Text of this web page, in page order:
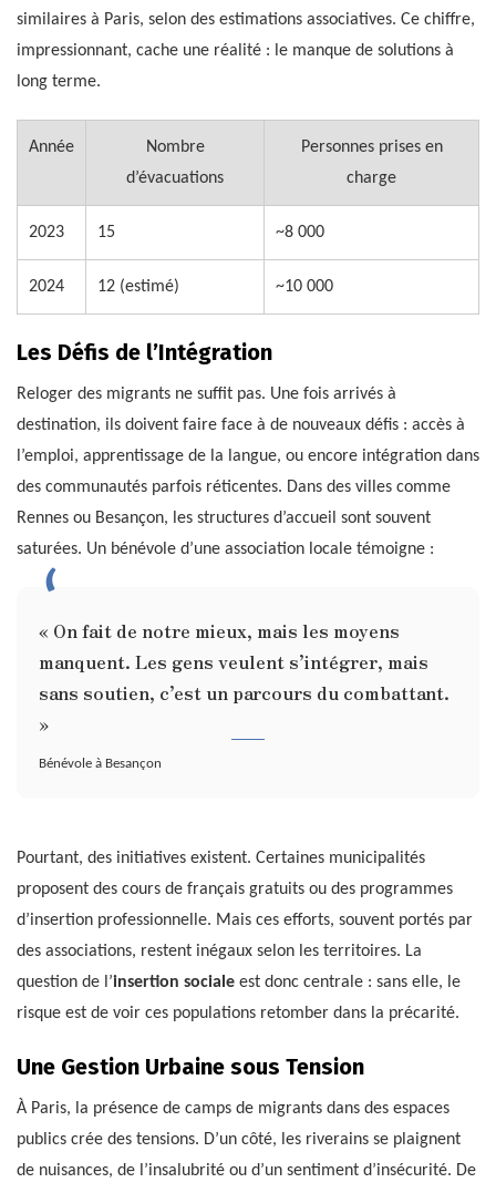
similaires à Paris, selon des estimations associatives. Ce chiffre,
impressionnant, cache une réalité : le manque de solutions à
long terme.
Année
Nombre
d’évacuations
Personnes prises en
charge
2023 15 ~8 000
2024 12 (estimé) ~10 000
Les Défis de l’Intégration
Reloger des migrants ne suffit pas. Une fois arrivés à
destination, ils doivent faire face à de nouveaux défis : accès à
l’emploi, apprentissage de la langue, ou encore intégration dans
des communautés parfois réticentes. Dans des villes comme
Rennes ou Besançon, les structures d’accueil sont souvent
saturées. Un bénévole d’une association locale témoigne :
« On fait de notre mieux, mais les moyens
manquent. Les gens veulent s’intégrer, mais
sans soutien, c’est un parcours du combattant.
»
Bénévole à Besançon
Pourtant, des initiatives existent. Certaines municipalités
proposent des cours de français gratuits ou des programmes
d’insertion professionnelle. Mais ces efforts, souvent portés par
des associations, restent inégaux selon les territoires. La
question de l’insertion sociale est donc centrale : sans elle, le
risque est de voir ces populations retomber dans la précarité.
Une Gestion Urbaine sous Tension
À Paris, la présence de camps de migrants dans des espaces
publics crée des tensions. D’un côté, les riverains se plaignent
de nuisances, de l’insalubrité ou d’un sentiment d’insécurité. De